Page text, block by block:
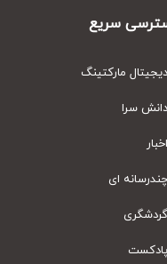
سریع
مارکتینگ
سرا
ای